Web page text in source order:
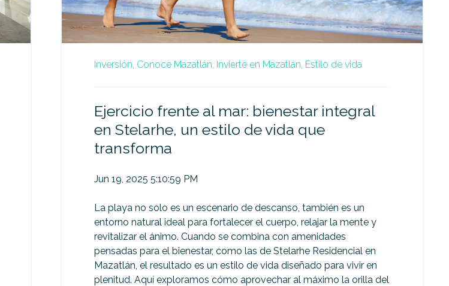
Inversión, Conoce Mazatlán, Invierte en Mazatlán, Estilo de vida
Ejercicio frente al mar: bienestar integral
en Stelarhe, un estilo de vida que
transforma
Jun 19, 2025 5:10:59 PM
La playa no solo es un escenario de descanso, también es un
entorno natural ideal para fortalecer el cuerpo, relajar la mente y
revitalizar el ánimo. Cuando se combina con amenidades
pensadas para el bienestar, como las de Stelarhe Residencial en
Mazatlán, el resultado es un estilo de vida diseñado para vivir en
plenitud. Aquí exploramos cómo aprovechar al máximo la orilla del